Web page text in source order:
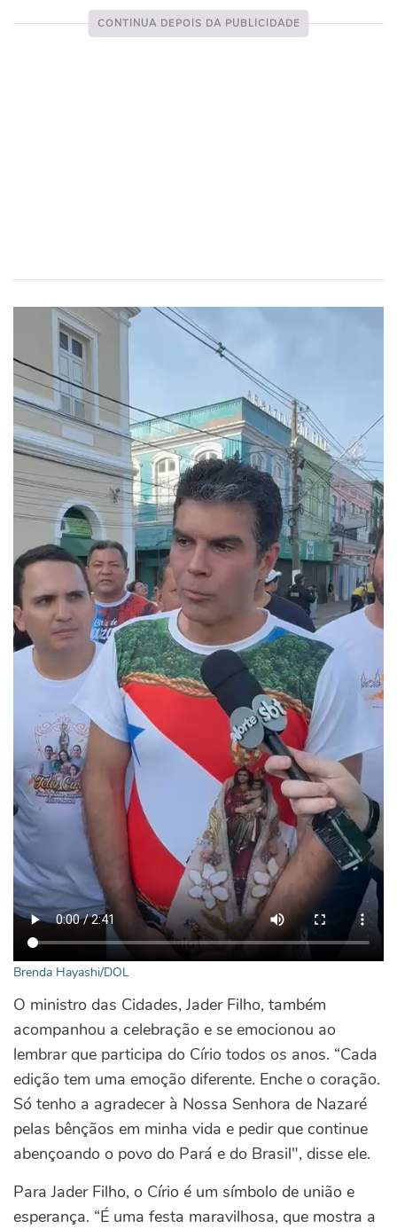
Brenda Hayashi/DOL
O ministro das Cidades, Jader Filho, também
acompanhou a celebração e se emocionou ao
lembrar que participa do Círio todos os anos. “Cada
edição tem uma emoção diferente. Enche o coração.
Só tenho a agradecer à Nossa Senhora de Nazaré
pelas bênçãos em minha vida e pedir que continue
abençoando o povo do Pará e do Brasil", disse ele.
Para Jader Filho, o Círio é um símbolo de união e
esperança. “É uma festa maravilhosa, que mostra a